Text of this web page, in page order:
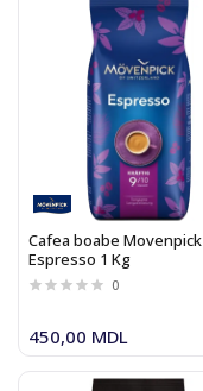
Cafea boabe Movenpick
Espresso 1 Kg
0
450,00 MDL